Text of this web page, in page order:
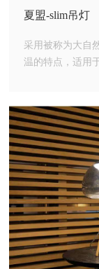
夏盟-slim吊灯
采用被称为大自
温的特点，适用